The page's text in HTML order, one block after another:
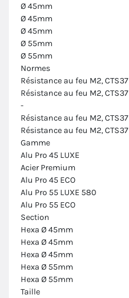
Ø 45mm
Ø 45mm
Ø 45mm
Ø 55mm
Ø 55mm
Normes
Résistance au feu M2, CTS37
Résistance au feu M2, CTS37
-
Résistance au feu M2, CTS37
Résistance au feu M2, CTS37
Gamme
Alu Pro 45 LUXE
Acier Premium
Alu Pro 45 ECO
Alu Pro 55 LUXE 580
Alu Pro 55 ECO
Section
Hexa Ø 45mm
Hexa Ø 45mm
Hexa Ø 45mm
Hexa Ø 55mm
Hexa Ø 55mm
Taille